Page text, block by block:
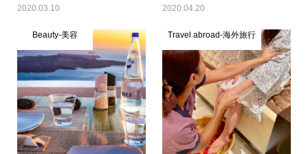
2020.03.10 2020.04.20
Beauty-美容 Travel abroad-海外旅行